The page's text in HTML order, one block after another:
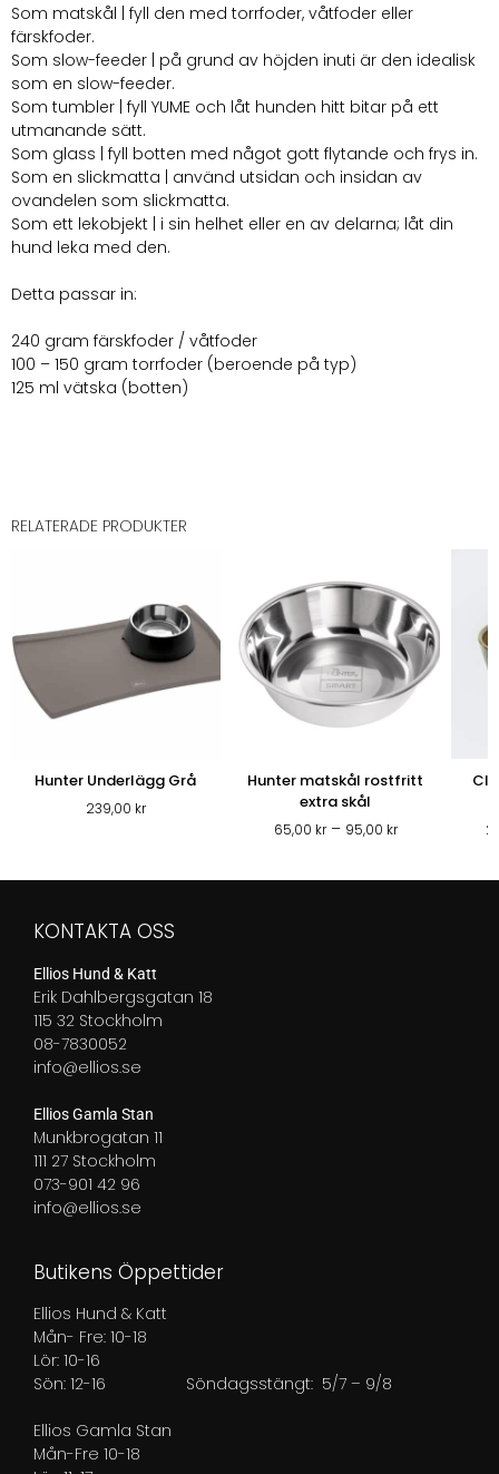
Som matskål | fyll den med torrfoder, våtfoder eller
färskfoder.
Som slow-feeder | på grund av höjden inuti är den idealisk
som en slow-feeder.
Som tumbler | fyll YUME och låt hunden hitt bitar på ett
utmanande sätt.
Som glass | fyll botten med något gott flytande och frys in.
Som en slickmatta | använd utsidan och insidan av
ovandelen som slickmatta.
Som ett lekobjekt | i sin helhet eller en av delarna; låt din
hund leka med den.
Detta passar in:
240 gram färskfoder / våtfoder
100 – 150 gram torrfoder (beroende på typ)
125 ml vätska (botten)
RELATERADE PRODUKTER
Hunter Underlägg Grå
239,00 kr
Hunter matskål rostfritt
extra skål
65,00 kr – 95,00 krPrisintervall:
till
KONTAKTA OSS
Ellios Hund & Katt
Erik Dahlbergsgatan 18
115 32 Stockholm
08-7830052
info@ellios.se
Ellios Gamla Stan
Munkbrogatan 11
111 27 Stockholm
073-901 42 96
info@ellios.se
Butikens Öppettider
Ellios Hund & Katt
Mån- Fre: 10-18
Lör: 10-16
Sön: 12-16 Söndagsstängt: 5/7 – 9/8
Ellios Gamla Stan
Mån-Fre 10-18